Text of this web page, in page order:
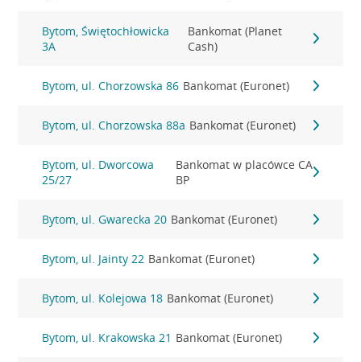
Bytom, Świętochłowicka
3A
Bankomat (Planet
Cash)
Bytom, ul. Chorzowska 86 Bankomat (Euronet)
Bytom, ul. Chorzowska 88a Bankomat (Euronet)
Bytom, ul. Dworcowa
25/27
Bankomat w placówce CA
BP
Bytom, ul. Gwarecka 20 Bankomat (Euronet)
Bytom, ul. Jainty 22 Bankomat (Euronet)
Bytom, ul. Kolejowa 18 Bankomat (Euronet)
Bytom, ul. Krakowska 21 Bankomat (Euronet)